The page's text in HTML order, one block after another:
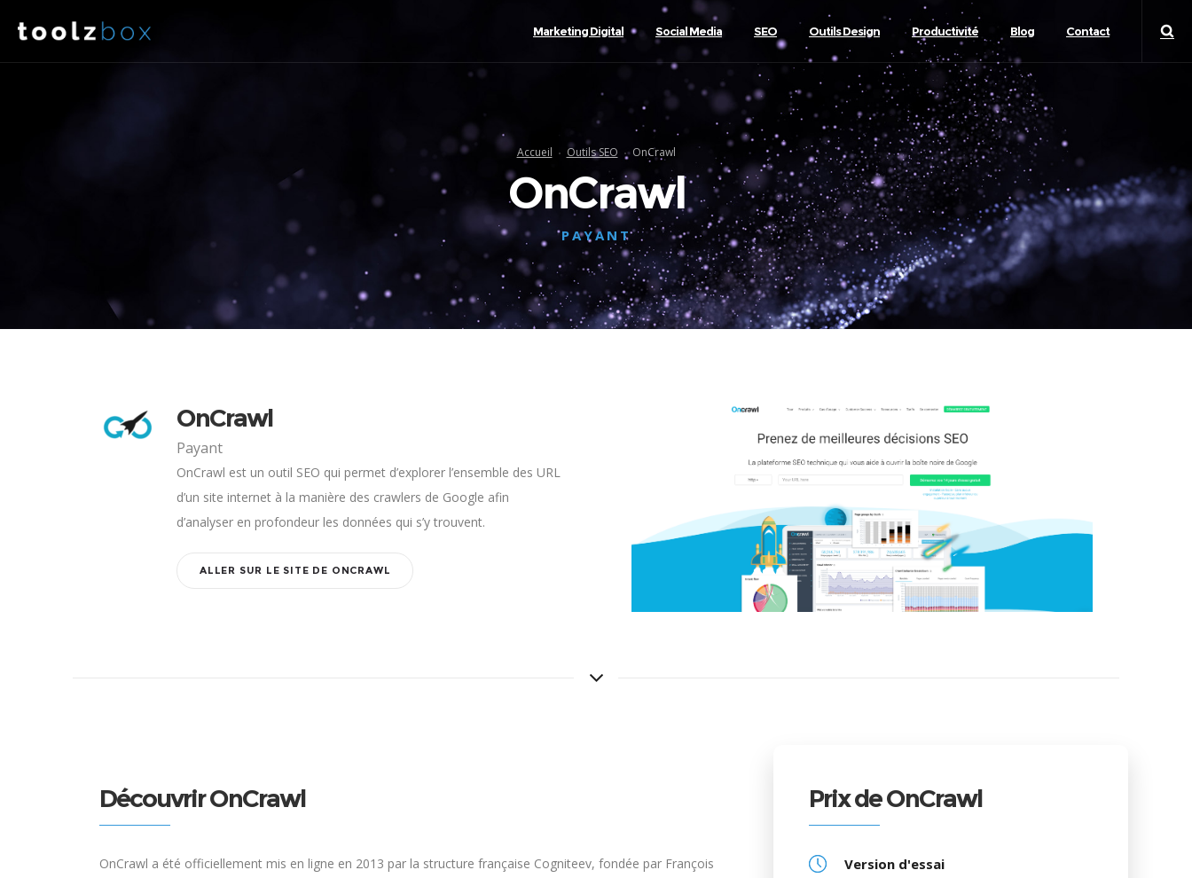
Marketing Digital Social Media SEO Outils Design Productivité Blog Contact
Accueil Outils SEO OnCrawl
OnCrawl
PAYANT
OnCrawl
Payant
OnCrawl est un outil SEO qui permet d’explorer l’ensemble des URL
d’un site internet à la manière des crawlers de Google afin
d’analyser en profondeur les données qui s’y trouvent.
ALLER SUR LE SITE DE ONCRAWL
Découvrir OnCrawl
OnCrawl a été officiellement mis en ligne en 2013 par la structure française Cogniteev, fondée par François
Prix de OnCrawl
Version d'essai